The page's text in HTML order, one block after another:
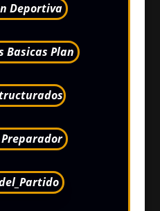
Deportiva
Basicas Plan